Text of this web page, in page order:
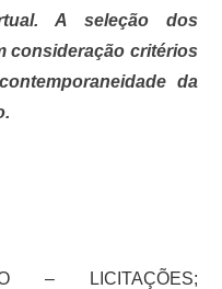
A seleção dos
consideração critérios
da
– LICITAÇÕES;